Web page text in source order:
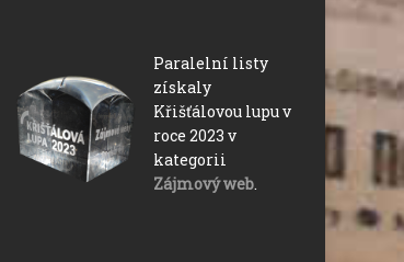
Paralelní listy
získaly
Křišťálovou lupu v
roce 2023 v
kategorii
Zájmový web.